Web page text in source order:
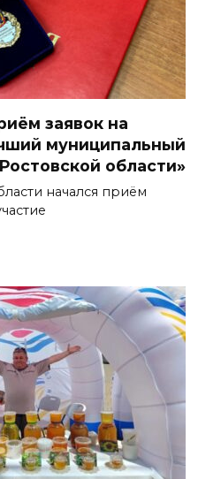
заявок на
муниципальный
области»
начался приём